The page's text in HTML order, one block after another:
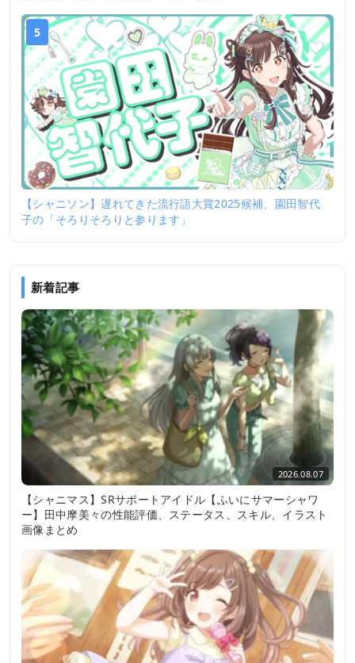
5
【シャニソン】遅れてきた流行語大賞2025候補、園田智代
子の「そろりそろりと参ります」
新着記事
2026.08.07
【シャニマス】SRサポートアイドル【ふいにサマーシャワ
ー】田中摩美々の性能評価、ステータス、スキル、イラスト
画像まとめ